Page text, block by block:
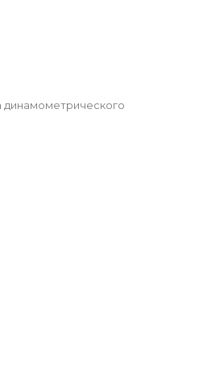
динамометрического